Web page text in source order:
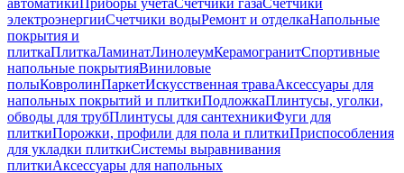
автоматикиПриборы учетаСчетчики газаСчетчики
электроэнергииСчетчики водыРемонт и отделкаНапольные
покрытия и
плиткаПлиткаЛаминатЛинолеумКерамогранитСпортивные
напольные покрытияВиниловые
полыКовролинПаркетИскусственная траваАксессуары для
напольных покрытий и плиткиПодложкаПлинтусы, уголки,
обводы для трубПлинтусы для сантехникиФуги для
плиткиПорожки, профили для пола и плиткиПриспособления
для укладки плиткиСистемы выравнивания
плиткиАксессуары для напольных